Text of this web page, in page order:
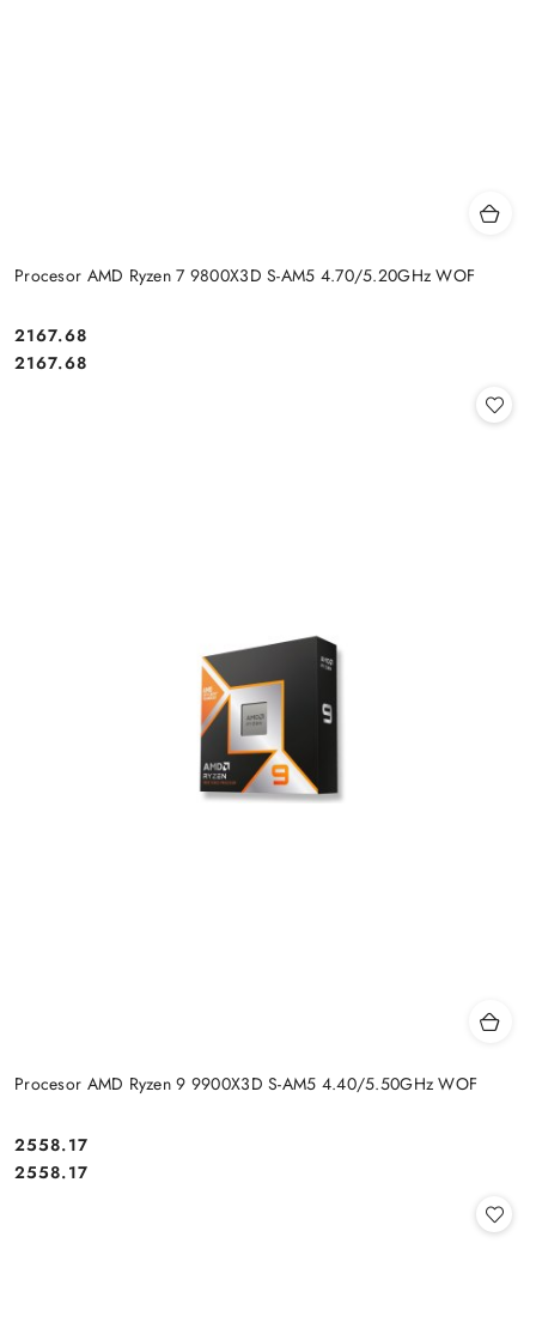
Procesor AMD Ryzen 7 9800X3D S-AM5 4.70/5.20GHz WOF
Cena:
2167.68
Cena:
2167.68
Procesor AMD Ryzen 9 9900X3D S-AM5 4.40/5.50GHz WOF
Cena:
2558.17
Cena:
2558.17